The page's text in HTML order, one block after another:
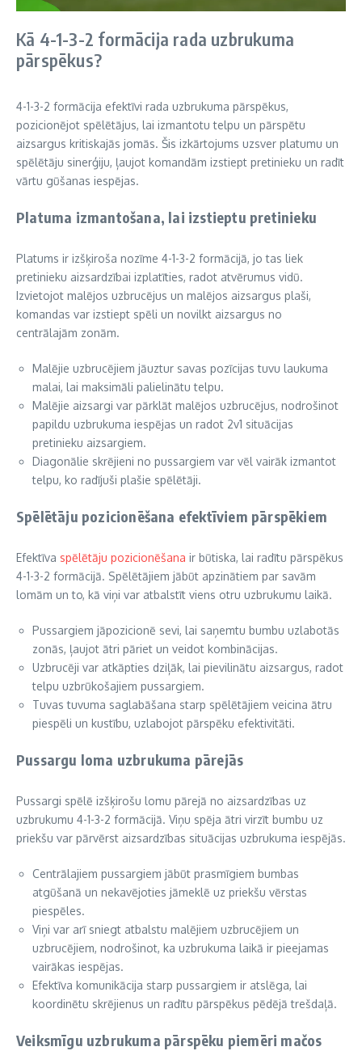
Kā 4-1-3-2 formācija rada uzbrukuma
pārspēkus?
4-1-3-2 formācija efektīvi rada uzbrukuma pārspēkus,
pozicionējot spēlētājus, lai izmantotu telpu un pārspētu
aizsargus kritiskajās jomās. Šis izkārtojums uzsver platumu un
spēlētāju sinerģiju, ļaujot komandām izstiept pretinieku un radīt
vārtu gūšanas iespējas.
Platuma izmantošana, lai izstieptu pretinieku
Platums ir izšķiroša nozīme 4-1-3-2 formācijā, jo tas liek
pretinieku aizsardzībai izplatīties, radot atvērumus vidū.
Izvietojot malējos uzbrucējus un malējos aizsargus plaši,
komandas var izstiept spēli un novilkt aizsargus no
centrālajām zonām.
Malējie uzbrucējiem jāuztur savas pozīcijas tuvu laukuma
malai, lai maksimāli palielinātu telpu.
Malējie aizsargi var pārklāt malējos uzbrucējus, nodrošinot
papildu uzbrukuma iespējas un radot 2v1 situācijas
pretinieku aizsargiem.
Diagonālie skrējieni no pussargiem var vēl vairāk izmantot
telpu, ko radījuši plašie spēlētāji.
Spēlētāju pozicionēšana efektīviem pārspēkiem
Efektīva spēlētāju pozicionēšana ir būtiska, lai radītu pārspēkus
4-1-3-2 formācijā. Spēlētājiem jābūt apzinātiem par savām
lomām un to, kā viņi var atbalstīt viens otru uzbrukumu laikā.
Pussargiem jāpozicionē sevi, lai saņemtu bumbu uzlabotās
zonās, ļaujot ātri pāriet un veidot kombinācijas.
Uzbrucēji var atkāpties dziļāk, lai pievilinātu aizsargus, radot
telpu uzbrūkošajiem pussargiem.
Tuvas tuvuma saglabāšana starp spēlētājiem veicina ātru
piespēli un kustību, uzlabojot pārspēku efektivitāti.
Pussargu loma uzbrukuma pārejās
Pussargi spēlē izšķirošu lomu pārejā no aizsardzības uz
uzbrukumu 4-1-3-2 formācijā. Viņu spēja ātri virzīt bumbu uz
priekšu var pārvērst aizsardzības situācijas uzbrukuma iespējās.
Centrālajiem pussargiem jābūt prasmīgiem bumbas
atgūšanā un nekavējoties jāmeklē uz priekšu vērstas
piespēles.
Viņi var arī sniegt atbalstu malējiem uzbrucējiem un
uzbrucējiem, nodrošinot, ka uzbrukuma laikā ir pieejamas
vairākas iespējas.
Efektīva komunikācija starp pussargiem ir atslēga, lai
koordinētu skrējienus un radītu pārspēkus pēdējā trešdaļā.
Veiksmīgu uzbrukuma pārspēku piemēri mačos